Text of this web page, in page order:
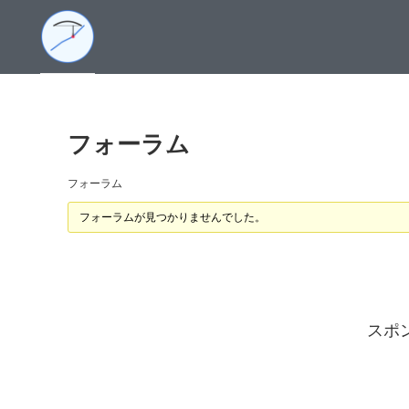
フォーラム
フォーラム
フォーラムが見つかりませんでした。
スポ